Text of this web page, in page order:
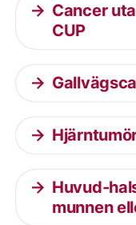
Cancer
CUP
Huvud-
munnen